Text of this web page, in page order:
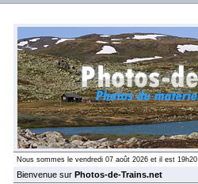
Nous sommes le vendredi 07 août 2026 et il est 19h20
Bienvenue sur Photos-de-Trains.net